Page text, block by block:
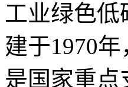
工业绿色
建于1970
是国家重